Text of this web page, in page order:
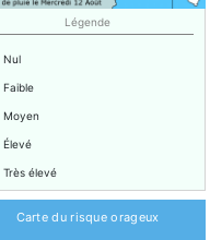
Légende
Nul
Faible
Moyen
Élevé
Très élevé
Carte du risque orageux